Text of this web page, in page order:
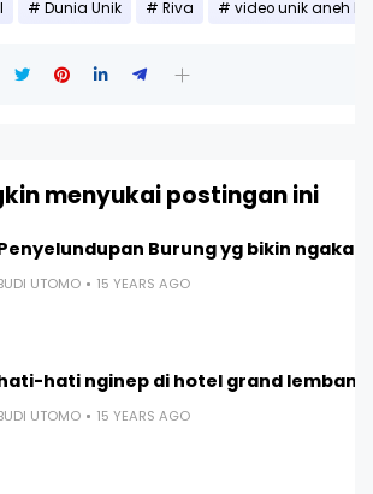
Dunia Unik Riva video unik aneh
menyukai postingan ini
Burung yg bikin ngakak
UTOMO 15 YEARS AGO
hati nginep di hotel grand lembang
UTOMO 15 YEARS AGO